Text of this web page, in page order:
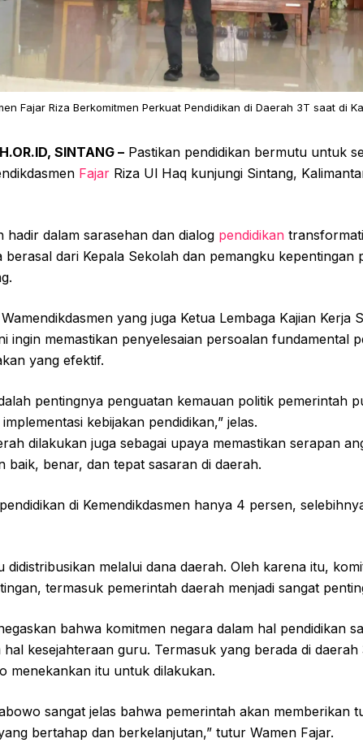
Fajar Riza Berkomitmen Perkuat Pendidikan di Daerah 3T saat di
SINTANG – Pastikan pendidikan bermutu untuk
Fajar Riza Ul Haq kunjungi Sintang,
hadir dalam sarasehan dan dialog pendidikan
berasal dari Kepala Sekolah dan pemangku kepentingan
yang juga Ketua Lembaga Kajian Kerja
ingin memastikan penyelesaian persoalan fundamental
yang efektif.
pentingnya penguatan kemauan politik pemerintah
kebijakan pendidikan,” jelas.
dilakukan juga sebagai upaya memastikan serapan
baik, benar, dan tepat sasaran di daerah.
di Kemendikdasmen hanya 4 persen,
didistribusikan melalui dana daerah. Oleh karena itu,
termasuk pemerintah daerah menjadi sangat
bahwa komitmen negara dalam hal pendidikan
kesejahteraan guru. Termasuk yang berada di daerah
menekankan itu untuk dilakukan.
sangat jelas bahwa pemerintah akan memberikan
bertahap dan berkelanjutan,” tutur Wamen Fajar.